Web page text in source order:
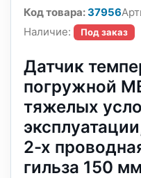
Код товара:37956
Наличие:
Под заказ
Датчик
погружной
тяжелых
2-х
гильза 150